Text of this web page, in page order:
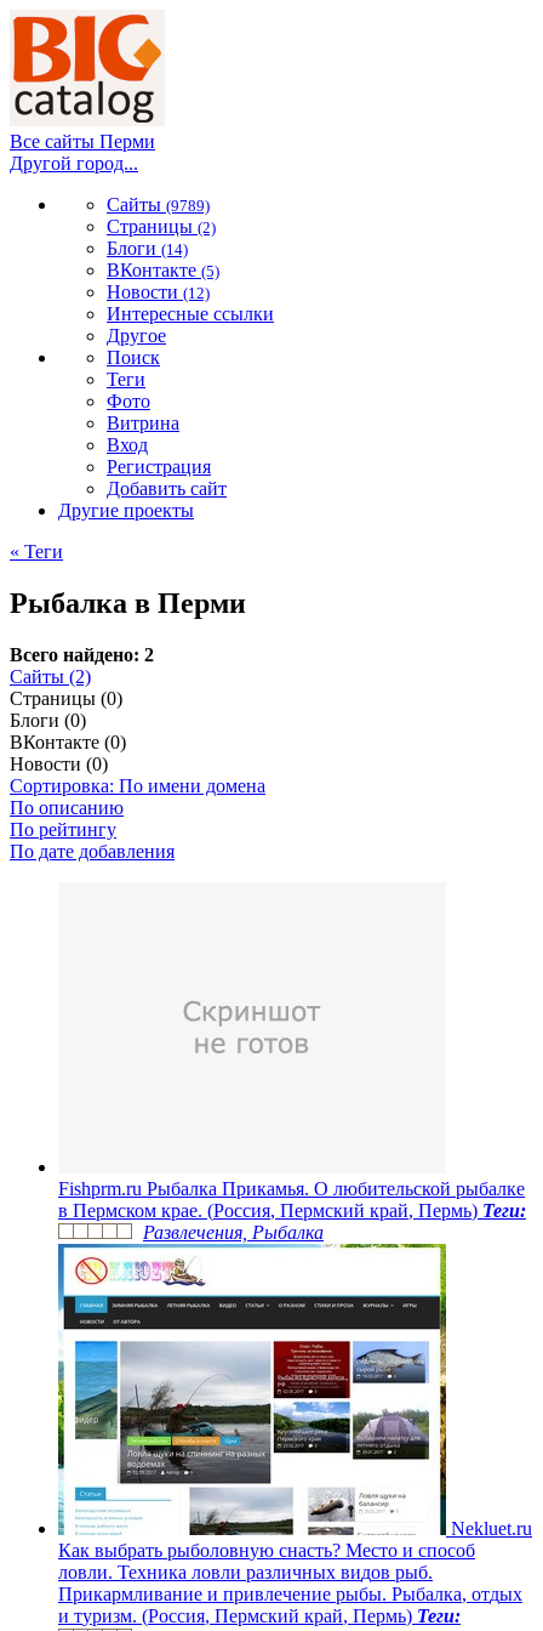
Все сайты Перми
Другой город...
Сайты (9789)
Страницы (2)
Блоги (14)
ВКонтакте (5)
Новости (12)
Интересные ссылки
Другое
Поиск
Теги
Фото
Витрина
Вход
Регистрация
Добавить сайт
Другие проекты
« Теги
Рыбалка в Перми
Всего найдено: 2
Сайты (2)
Страницы (0)
Блоги (0)
ВКонтакте (0)
Новости (0)
Сортировка: По имени домена
По описанию
По рейтингу
По дате добавления
Fishprm.ru Рыбалка Прикамья. О любительской рыбалке
в Пермском крае. (Россия, Пермский край, Пермь) Теги:
Развлечения, Рыбалка
Nekluet.ru
Как выбрать рыболовную снасть? Место и способ
ловли. Техника ловли различных видов рыб.
Прикармливание и привлечение рыбы. Рыбалка, отдых
и туризм. (Россия, Пермский край, Пермь) Теги: